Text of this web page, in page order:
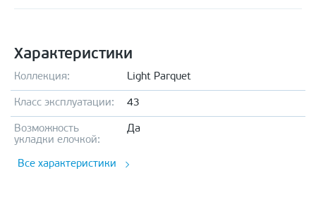
Характеристики
Коллекция: Light Parquet
Класс эксплуатации: 43
Возможность
укладки елочкой:
Да
Все характеристики